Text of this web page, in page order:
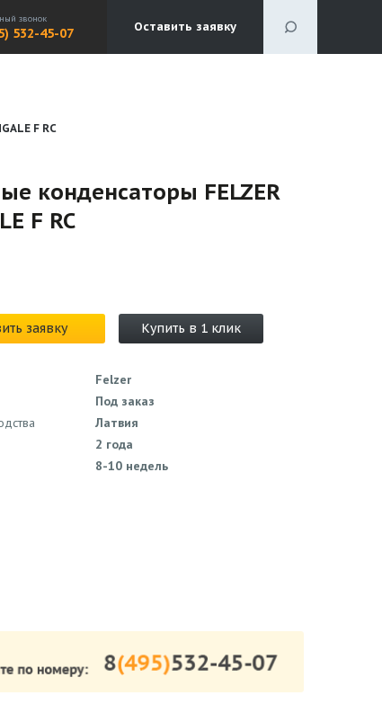
звонок
532-45-07 Оставить заявку
F RC
конденсаторы FELZER
F RC
заявку Купить в 1 клик
Felzer
Под заказ
Латвия
2 года
8-10 недель